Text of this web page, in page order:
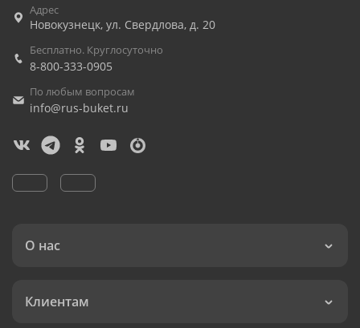
Адрес
Новокузнецк, ул. Свердлова, д. 20
Бесплатно. Круглосуточно
8-800-333-0905
По любым вопросам
info@rus-buket.ru
О нас
Клиентам